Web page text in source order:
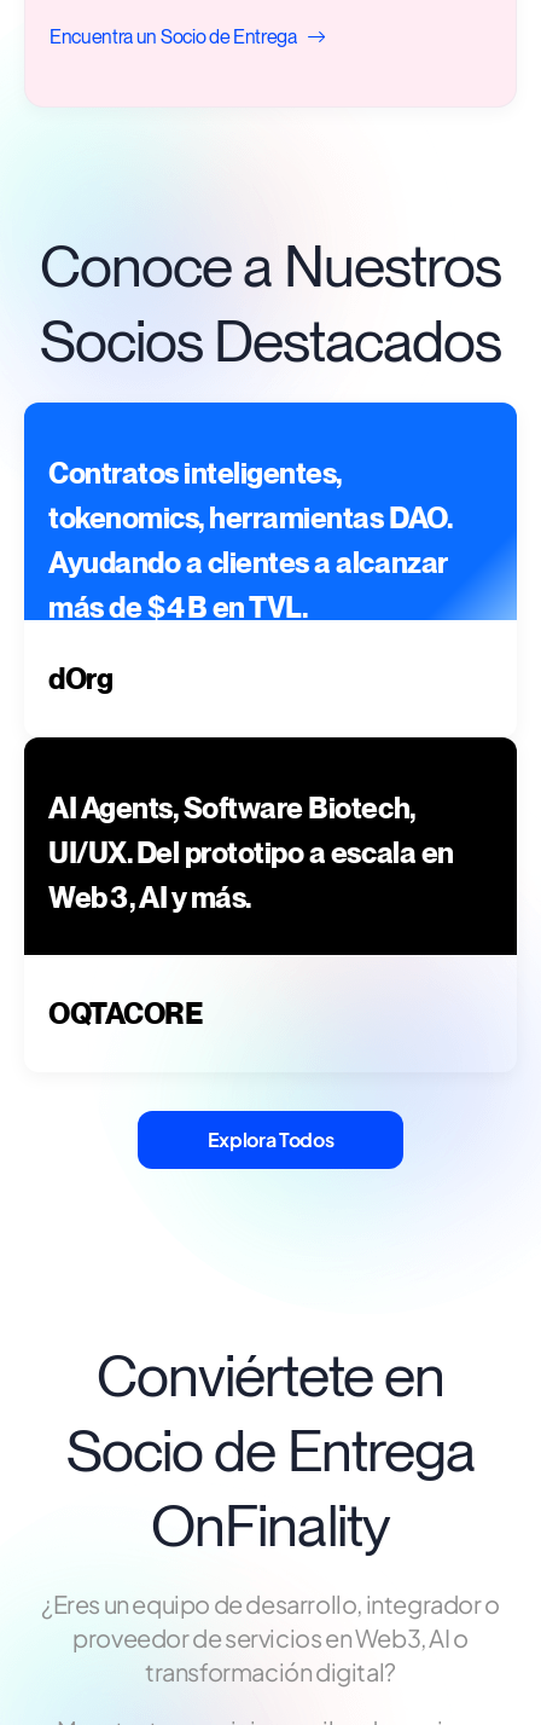
Encuentra un Socio de Entrega
Conoce a Nuestros
Socios Destacados
Contratos inteligentes,
tokenomics, herramientas DAO.
Ayudando a clientes a alcanzar
más de $4B en TVL.
dOrg
AI Agents, Software Biotech,
UI/UX. Del prototipo a escala en
Web3, AI y más.
OQTACORE
Explora Todos
Conviértete en
Socio de Entrega
OnFinality
¿Eres un equipo de desarrollo, integrador o
proveedor de servicios en Web3, AI o
transformación digital?